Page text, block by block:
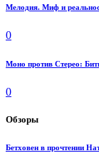
Мелодия. Миф и
0
Моно против Стерео:
0
Обзоры
Бетховен в прочтении